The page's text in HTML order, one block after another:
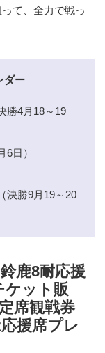
て、全力で戦っ
ダー
勝4月18～19
日）
決勝9月19～20
鹿8耐応援
ケット販
席観戦券
援席プレ